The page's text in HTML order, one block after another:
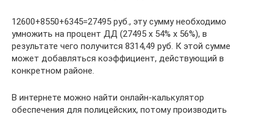
12600+8550+6345=27495 руб., эту сумму необходимо
умножить на процент ДД (27495 х 54% х 56%), в
результате чего получится 8314,49 руб. К этой сумме
может добавляться коэффициент, действующий в
конкретном районе.
В интернете можно найти онлайн-калькулятор
обеспечения для полицейских, потому производить